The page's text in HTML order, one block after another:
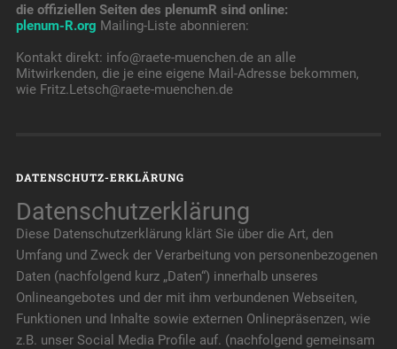
die offiziellen Seiten des plenumR sind online:
plenum-R.org Mailing-Liste abonnieren:
Kontakt direkt: info@raete-muenchen.de an alle
Mitwirkenden, die je eine eigene Mail-Adresse bekommen,
wie Fritz.Letsch@raete-muenchen.de
DATENSCHUTZ-ERKLÄRUNG
Datenschutzerklärung
Diese Datenschutzerklärung klärt Sie über die Art, den
Umfang und Zweck der Verarbeitung von personenbezogenen
Daten (nachfolgend kurz „Daten“) innerhalb unseres
Onlineangebotes und der mit ihm verbundenen Webseiten,
Funktionen und Inhalte sowie externen Onlinepräsenzen, wie
z.B. unser Social Media Profile auf. (nachfolgend gemeinsam